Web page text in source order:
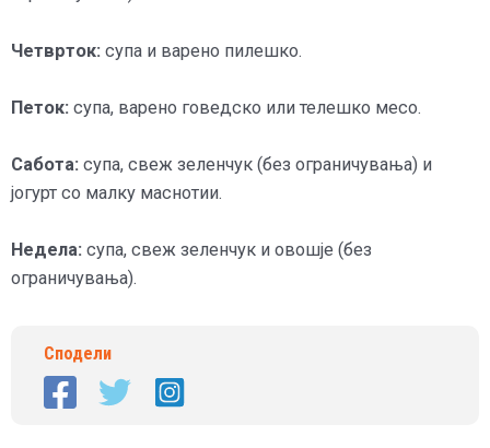
Четврток: супа и варено пилешко.
Петок: супа, варено говедско или телешко месо.
Сабота: супа, свеж зеленчук (без ограничувања) и
јогурт со малку маснотии.
Недела: супа, свеж зеленчук и овошје (без
ограничувања).
Сподели